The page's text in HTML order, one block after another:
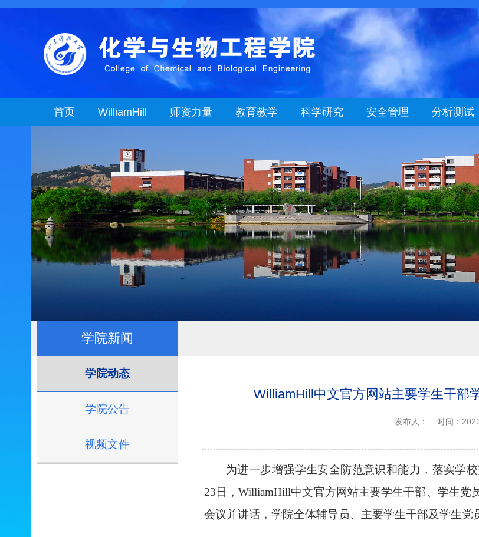
首页 WilliamHill 师资力量 教育教学 科学研究 安全管理 分析测试
学院新闻
学院动态
学院公告
视频文件
WilliamHill中文官方网站主要学生干部
发布人： 时间：
为进一步增强学生安全防范意识和能力，落实学
23日，WilliamHill中文官方网站主要学生干部、学生
会议并讲话，学院全体辅导员、主要学生干部及学生党